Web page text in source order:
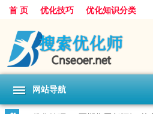
首 页 优化技巧 优化知识分类
网站导航